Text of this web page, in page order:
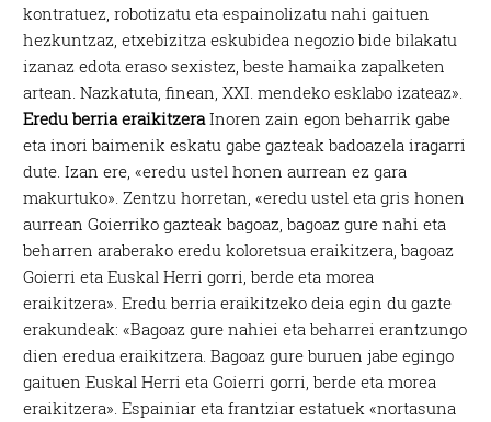
kontratuez, robotizatu eta espainolizatu nahi gaituen
hezkuntzaz, etxebizitza eskubidea negozio bide bilakatu
izanaz edota eraso sexistez, beste hamaika zapalketen
artean. Nazkatuta, finean, XXI. mendeko esklabo izateaz».
Eredu berria eraikitzeraInoren zain egon beharrik gabe
eta inori baimenik eskatu gabe gazteak badoazela iragarri
dute. Izan ere, «eredu ustel honen aurrean ez gara
makurtuko». Zentzu horretan, «eredu ustel eta gris honen
aurrean Goierriko gazteak bagoaz, bagoaz gure nahi eta
beharren araberako eredu koloretsua eraikitzera, bagoaz
Goierri eta Euskal Herri gorri, berde eta morea
eraikitzera». Eredu berria eraikitzeko deia egin du gazte
erakundeak: «Bagoaz gure nahiei eta beharrei erantzungo
dien eredua eraikitzera. Bagoaz gure buruen jabe egingo
gaituen Euskal Herri eta Goierri gorri, berde eta morea
eraikitzera». Espainiar eta frantziar estatuek «nortasuna